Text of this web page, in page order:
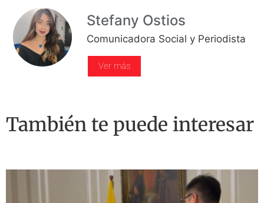
Stefany Ostios
Comunicadora Social y Periodista
Ver más
También te puede interesar